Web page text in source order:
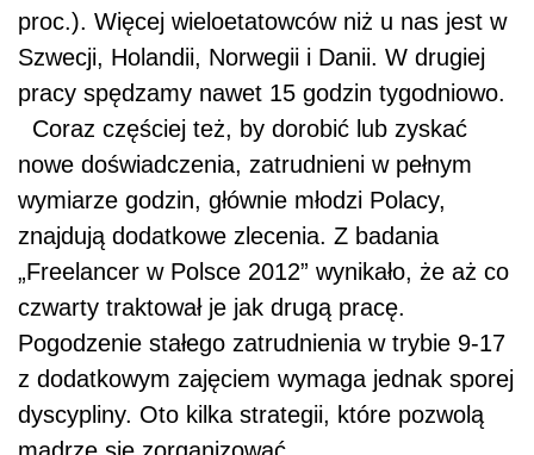
proc.). Więcej wieloetatowców niż u nas jest w
Szwecji, Holandii, Norwegii i Danii. W drugiej
pracy spędzamy nawet 15 godzin tygodniowo.
Coraz częściej też, by dorobić lub zyskać
nowe doświadczenia, zatrudnieni w pełnym
wymiarze godzin, głównie młodzi Polacy,
znajdują dodatkowe zlecenia. Z badania
„Freelancer w Polsce 2012” wynikało, że aż co
czwarty traktował je jak drugą pracę.
Pogodzenie stałego zatrudnienia w trybie 9-17
z dodatkowym zajęciem wymaga jednak sporej
dyscypliny. Oto kilka strategii, które pozwolą
mądrze się zorganizować.